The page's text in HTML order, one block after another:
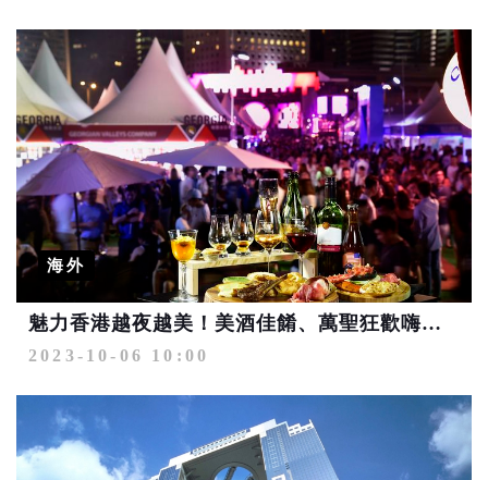
海外
魅力香港越夜越美！美酒佳餚、萬聖狂歡嗨翻秋冬 三天二夜機加酒8,888元起
2023-10-06 10:00